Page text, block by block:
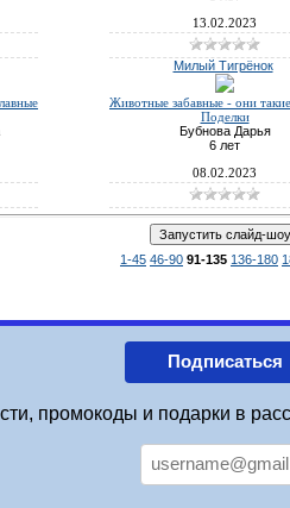
13.02.2023
Милый Тигрёнок
Животные забавные - они
Поделки
Бубнова Дарья
6 лет
08.02.2023
1-45 46-90 91-135 136-180
Подписаться
промокоды и подарки в